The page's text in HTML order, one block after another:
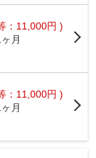
：11,000円 )
月
：11,000円 )
月